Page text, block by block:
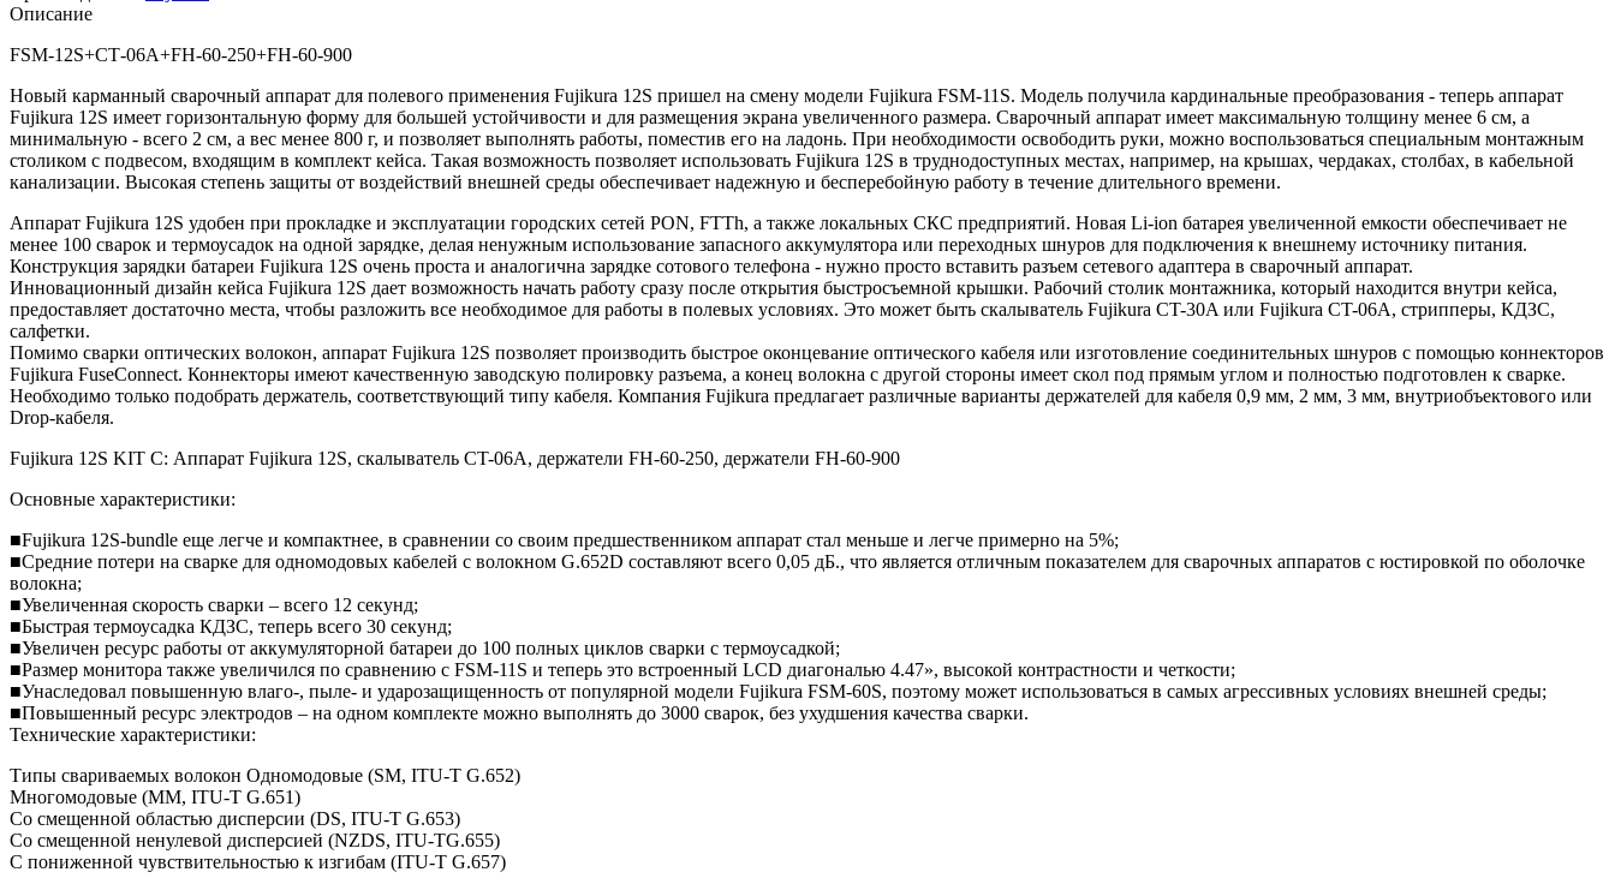
Описание
FSM-12S+СТ-06А+FH-60-250+FH-60-900
Новый карманный сварочный аппарат для полевого применения Fujikura 12S пришел на смену модели Fujikura FSM-11S. Модель получила кардинальные преобразования - теперь аппарат
Fujikura 12S имеет горизонтальную форму для большей устойчивости и для размещения экрана увеличенного размера. Сварочный аппарат имеет максимальную толщину менее 6 см, а
минимальную - всего 2 см, а вес менее 800 г, и позволяет выполнять работы, поместив его на ладонь. При необходимости освободить руки, можно воспользоваться специальным монтажным
столиком с подвесом, входящим в комплект кейса. Такая возможность позволяет использовать Fujikura 12S в труднодоступных местах, например, на крышах, чердаках, столбах, в кабельной
канализации. Высокая степень защиты от воздействий внешней среды обеспечивает надежную и бесперебойную работу в течение длительного времени.
Аппарат Fujikura 12S удобен при прокладке и эксплуатации городских сетей PON, FTTh, а также локальных СКС предприятий. Новая Li-ion батарея увеличенной емкости обеспечивает не
менее 100 сварок и термоусадок на одной зарядке, делая ненужным использование запасного аккумулятора или переходных шнуров для подключения к внешнему источнику питания.
Конструкция зарядки батареи Fujikura 12S очень проста и аналогична зарядке сотового телефона - нужно просто вставить разъем сетевого адаптера в сварочный аппарат.
Инновационный дизайн кейса Fujikura 12S дает возможность начать работу сразу после открытия быстросъемной крышки. Рабочий столик монтажника, который находится внутри кейса,
предоставляет достаточно места, чтобы разложить все необходимое для работы в полевых условиях. Это может быть скалыватель Fujikura CT-30A или Fujikura CT-06A, стрипперы, КДЗС,
салфетки.
Помимо сварки оптических волокон, аппарат Fujikura 12S позволяет производить быстрое оконцевание оптического кабеля или изготовление соединительных шнуров с помощью коннекторов
Fujikura FuseConnect. Коннекторы имеют качественную заводскую полировку разъема, а конец волокна с другой стороны имеет скол под прямым углом и полностью подготовлен к сварке.
Необходимо только подобрать держатель, соответствующий типу кабеля. Компания Fujikura предлагает различные варианты держателей для кабеля 0,9 мм, 2 мм, 3 мм, внутриобъектового или
Drop-кабеля.
Fujikura 12S KIT C: Аппарат Fujikura 12S, скалыватель CT-06A, держатели FH-60-250, держатели FH-60-900
Основные характеристики:
■Fujikura 12S-bundle еще легче и компактнее, в сравнении со своим предшественником аппарат стал меньше и легче примерно на 5%;
■Средние потери на сварке для одномодовых кабелей с волокном G.652D составляют всего 0,05 дБ., что является отличным показателем для сварочных аппаратов с юстировкой по оболочке
волокна;
■Увеличенная скорость сварки – всего 12 секунд;
■Быстрая термоусадка КДЗС, теперь всего 30 секунд;
■Увеличен ресурс работы от аккумуляторной батареи до 100 полных циклов сварки с термоусадкой;
■Размер монитора также увеличился по сравнению с FSM-11S и теперь это встроенный LCD диагональю 4.47», высокой контрастности и четкости;
■Унаследовал повышенную влаго-, пыле- и ударозащищенность от популярной модели Fujikura FSM-60S, поэтому может использоваться в самых агрессивных условиях внешней среды;
■Повышенный ресурс электродов – на одном комплекте можно выполнять до 3000 сварок, без ухудшения качества сварки.
Технические характеристики:
Типы свариваемых волокон Одномодовые (SM, ITU-T G.652)
Многомодовые (MM, ITU-T G.651)
Со смещенной областью дисперсии (DS, ITU-T G.653)
Со смещенной ненулевой дисперсией (NZDS, ITU-TG.655)
С пониженной чувствительностью к изгибам (ITU-T G.657)